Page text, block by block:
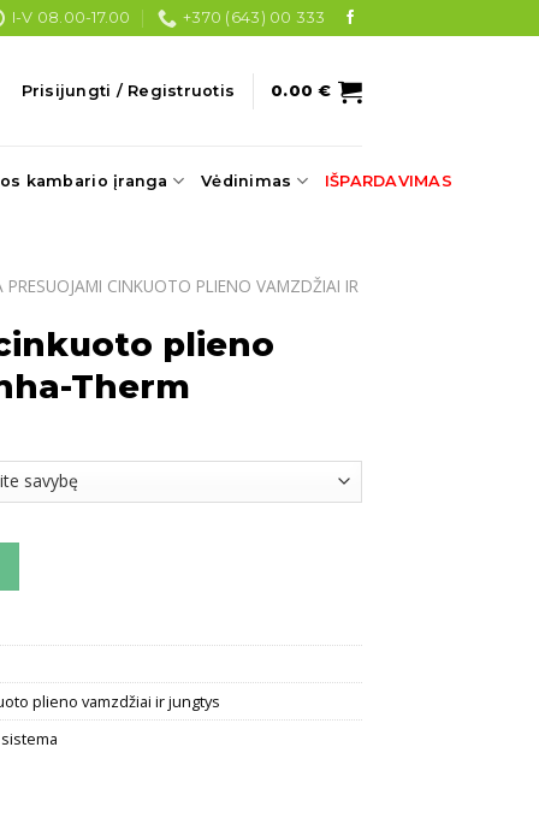
I-V 08.00-17.00 +370 (643) 00 333
Prisijungti / Registruotis 0.00€
kambario įranga Vėdinimas IŠPARDAVIMAS
PRESUOJAMI CINKUOTO PLIENO VAMZDŽIAI IR
plieno
Therm
plieno vamzdžiai ir jungtys